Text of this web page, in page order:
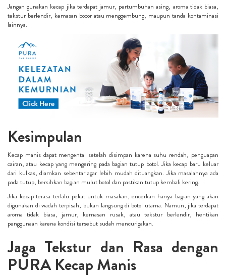
Jangan gunakan kecap jika terdapat jamur, pertumbuhan asing, aroma tidak biasa,
tekstur berlendir, kemasan bocor atau menggembung, maupun tanda kontaminasi
lainnya.
Kesimpulan
Kecap manis dapat mengental setelah disimpan karena suhu rendah, penguapan
cairan, atau kecap yang mengering pada bagian tutup botol. Jika kecap baru keluar
dari kulkas, diamkan sebentar agar lebih mudah dituangkan. Jika masalahnya ada
pada tutup, bersihkan bagian mulut botol dan pastikan tutup kembali kering.
Jika kecap terasa terlalu pekat untuk masakan, encerkan hanya bagian yang akan
digunakan di wadah terpisah, bukan langsung di botol utama. Namun, jika terdapat
aroma tidak biasa, jamur, kemasan rusak, atau tekstur berlendir, hentikan
penggunaan karena kondisi tersebut sudah mencurigakan.
Jaga Tekstur dan Rasa dengan
PURA Kecap Manis